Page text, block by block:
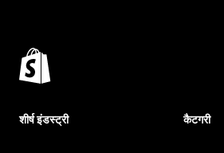
शीर्ष इंडस्ट्री कैटगरी